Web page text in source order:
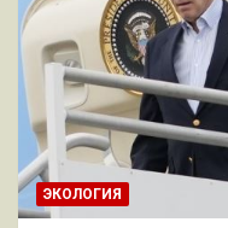
ЭКОЛОГИЯ